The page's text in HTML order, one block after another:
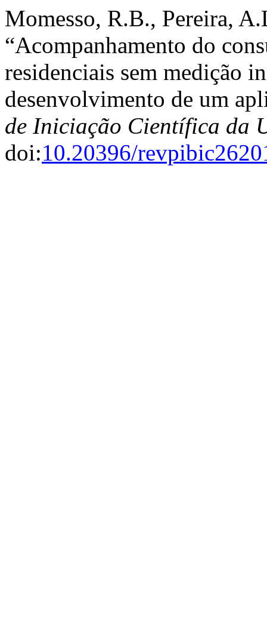
Momesso, R.B., Pereira,
“Acompanhamento do
residenciais sem medição
desenvolvimento de um
de Iniciação Científica da
doi:10.20396/